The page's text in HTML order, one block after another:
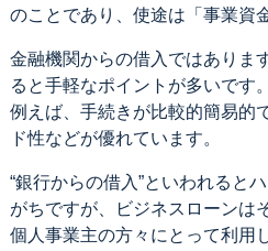
のことであり、使途は「事業資
金融機関からの借入ではありま
ると手軽なポイントが多いです。
例えば、手続きが比較的簡易的
ド性などが優れています。
“銀行からの借入”といわれると
がちですが、ビジネスローンは
個人事業主の方々にとって利用